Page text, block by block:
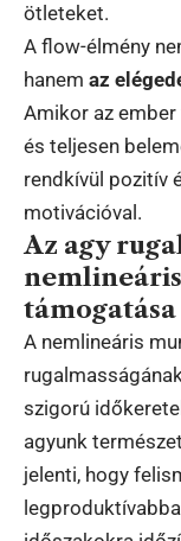
ötleteket.
A flow-élmény
hanem az
Amikor az
és teljesen
rendkívül pozitív
motivációval.
Az agy
támogatása
A nemlineáris
szigorú
agyunk
jelenti, hogy